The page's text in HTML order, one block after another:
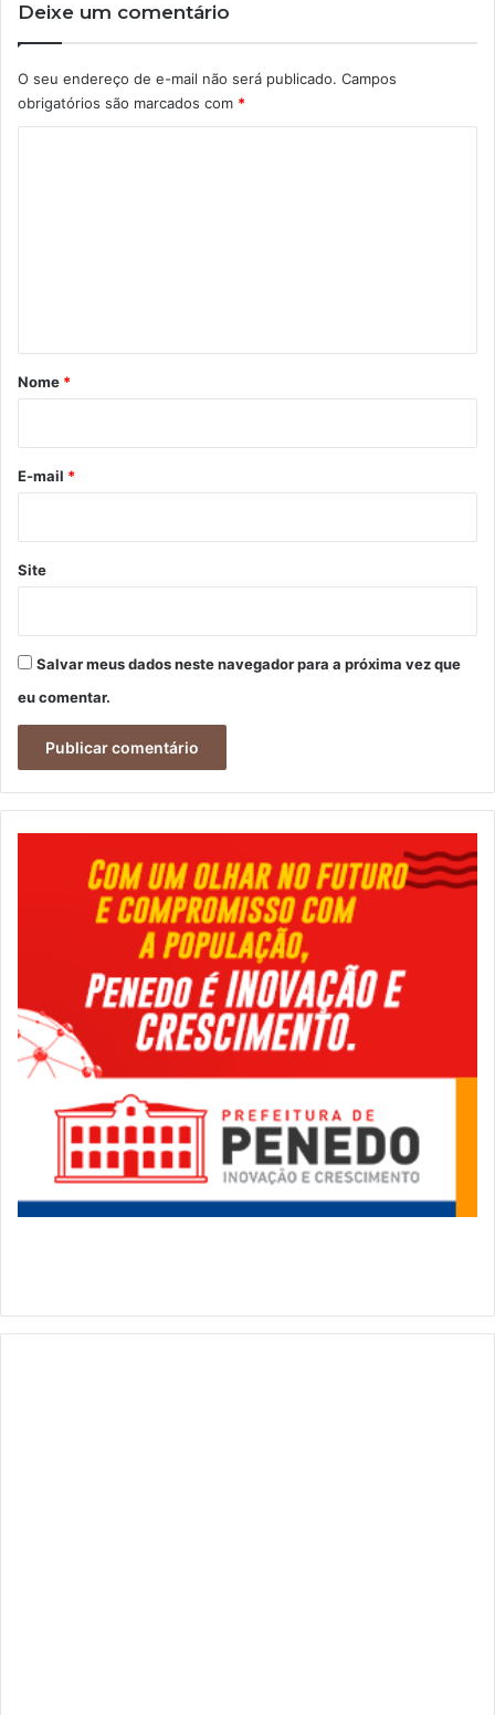
Deixe um comentário
O seu endereço de e-mail não será publicado. Campos
obrigatórios são marcados com *
r
*
Nome *
E-mail *
Site
Salvar meus dados neste navegador para a próxima vez que
eu comentar.